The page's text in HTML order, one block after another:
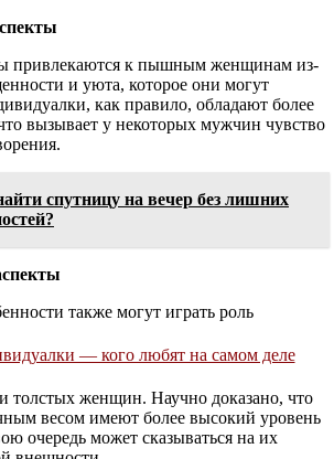
привлекаются к пышным женщинам из-
и уюта, которое они могут
как правило, обладают более
вызывает у некоторых мужчин чувство
спутницу на вечер без лишних
также могут играть роль
толстых женщин. Научно доказано, что
весом имеют более высокий уровень
очередь может сказываться на их